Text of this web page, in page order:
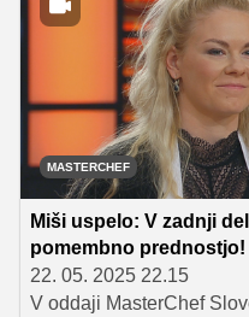
pripravo nekoliko
razmišljati kot pravi chef.
MASTERCHEF
Miši uspelo: V zadnji
pomembno prednostjo!
22. 05. 2025 22.15
V oddaji MasterChef